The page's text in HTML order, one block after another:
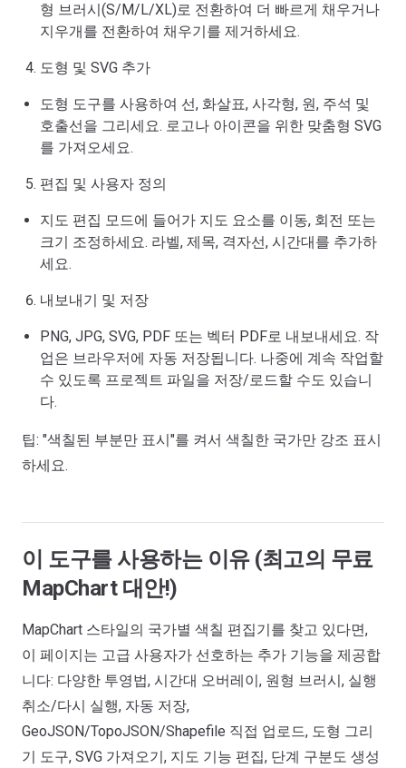
형 브러시(S/M/L/XL)로 전환하여 더 빠르게 채우거나
지우개를 전환하여 채우기를 제거하세요.
도형 및 SVG 추가
도형 도구를 사용하여 선, 화살표, 사각형, 원, 주석 및
호출선을 그리세요. 로고나 아이콘을 위한 맞춤형 SVG
를 가져오세요.
편집 및 사용자 정의
지도 편집 모드에 들어가 지도 요소를 이동, 회전 또는
크기 조정하세요. 라벨, 제목, 격자선, 시간대를 추가하
세요.
내보내기 및 저장
PNG, JPG, SVG, PDF 또는 벡터 PDF로 내보내세요. 작
업은 브라우저에 자동 저장됩니다. 나중에 계속 작업할
수 있도록 프로젝트 파일을 저장/로드할 수도 있습니
다.
팁: "색칠된 부분만 표시"를 켜서 색칠한 국가만 강조 표시
하세요.
이 도구를 사용하는 이유 (최고의 무료
MapChart 대안!)
MapChart 스타일의 국가별 색칠 편집기를 찾고 있다면,
이 페이지는 고급 사용자가 선호하는 추가 기능을 제공합
니다: 다양한 투영법, 시간대 오버레이, 원형 브러시, 실행
취소/다시 실행, 자동 저장,
GeoJSON/TopoJSON/Shapefile 직접 업로드, 도형 그리
기 도구, SVG 가져오기, 지도 기능 편집, 단계 구분도 생성